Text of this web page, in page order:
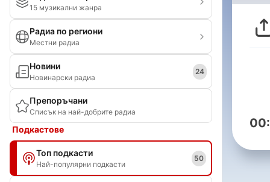
15 музикални жанра
Радиа по региони
Местни радиа
Новини
Новинарски радиа
24
Препоръчани
Списък на най-добрите радиа
Подкастове
Топ подкасти
Най-популярни подкасти
50